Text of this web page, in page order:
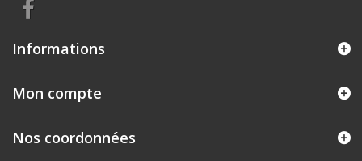
Informations
Mon compte
Nos coordonnées